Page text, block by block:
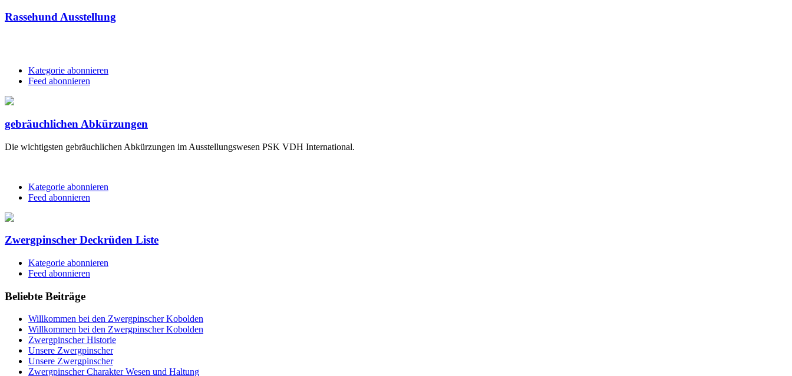
Rassehund Ausstellung
Kategorie abonnieren
Feed abonnieren
gebräuchlichen Abkürzungen
Die wichtigsten gebräuchlichen Abkürzungen im Ausstellungswesen PSK VDH International.
Kategorie abonnieren
Feed abonnieren
Zwergpinscher Deckrüden Liste
Kategorie abonnieren
Feed abonnieren
Beliebte Beiträge
Willkommen bei den Zwergpinscher Kobolden
Willkommen bei den Zwergpinscher Kobolden
Zwergpinscher Historie
Unsere Zwergpinscher
Unsere Zwergpinscher
Zwergpinscher Charakter Wesen und Haltung